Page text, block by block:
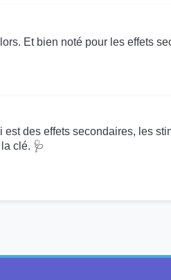
Et bien noté pour les effets
des effets secondaires, les
clé. 🩺